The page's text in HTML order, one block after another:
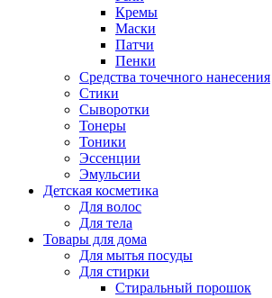
Кремы
Маски
Патчи
Пенки
Средства точечного нанесения
Стики
Сыворотки
Тонеры
Тоники
Эссенции
Эмульсии
Детская косметика
Для волос
Для тела
Товары для дома
Для мытья посуды
Для стирки
Стиральный порошок